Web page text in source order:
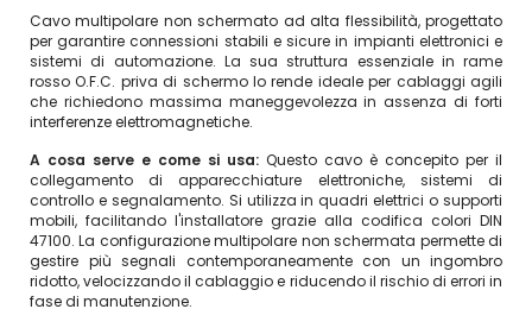
Cavo multipolare non schermato ad alta flessibilità, progettato
per garantire connessioni stabili e sicure in impianti elettronici e
sistemi di automazione. La sua struttura essenziale in rame
rosso O.F.C. priva di schermo lo rende ideale per cablaggi agili
che richiedono massima maneggevolezza in assenza di forti
interferenze elettromagnetiche.
A cosa serve e come si usa: Questo cavo è concepito per il
collegamento di apparecchiature elettroniche, sistemi di
controllo e segnalamento. Si utilizza in quadri elettrici o supporti
mobili, facilitando l'installatore grazie alla codifica colori DIN
47100. La configurazione multipolare non schermata permette di
gestire più segnali contemporaneamente con un ingombro
ridotto, velocizzando il cablaggio e riducendo il rischio di errori in
fase di manutenzione.